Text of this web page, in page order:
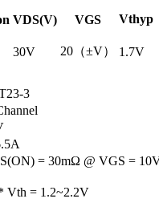
VDS(V) VGS Vthyp
30V 20（±V） 1.7V
3
= 30mΩ @ VGS =
= 1.2~2.2V